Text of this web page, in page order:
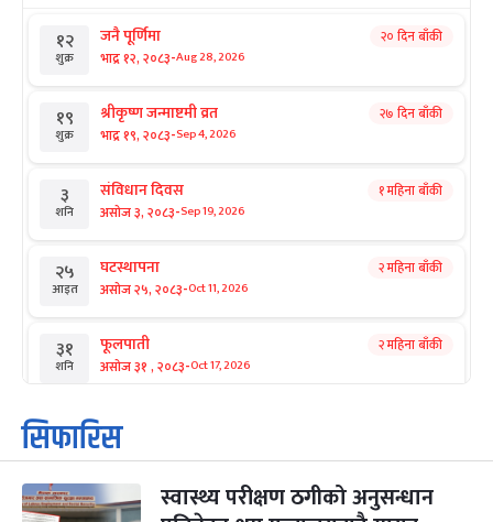
१२
शुक्र
जनै पूर्णिमा
भाद्र १२, २०८३-Aug 28, 2026
२० दिन बाँकी
१९
शुक्र
श्रीकृष्ण जन्माष्टमी व्रत
भाद्र १९, २०८३-Sep 4, 2026
२७ दिन बाँकी
३
शनि
संविधान दिवस
असोज ३, २०८३-Sep 19, 2026
१ महिना बाँकी
२५
आइत
घटस्थापना
असोज २५, २०८३-Oct 11, 2026
२ महिना बाँकी
३१
शनि
फूलपाती
असोज ३१ , २०८३-Oct 17, 2026
२ महिना बाँकी
१
आइत
कार्तिक सङ्क्रान्ति
कार्तिक १, २०८३
३ महानवमी २ महिना बाँकी
सिफारिस
स्वास्थ्य परीक्षण ठगीको अनुसन्धान